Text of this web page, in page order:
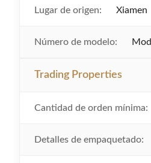
Lugar de origen: Xiamen
Número de modelo:
Trading Properties
Cantidad de orden mínima:
Detalles de empaquetado: